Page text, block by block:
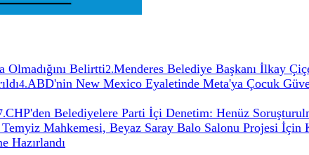
Olmadığını Belirtti2.Menderes Belediye Başkanı İlkay
4.ABD'nin New Mexico Eyaletinde Meta'ya Çocuk
.CHP'den Belediyelere Parti İçi Denetim: Henüz
Mahkemesi, Beyaz Saray Balo Salonu Projesi İçin
Hazırlandı